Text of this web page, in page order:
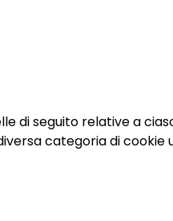
di seguito relative a
categoria di cookie